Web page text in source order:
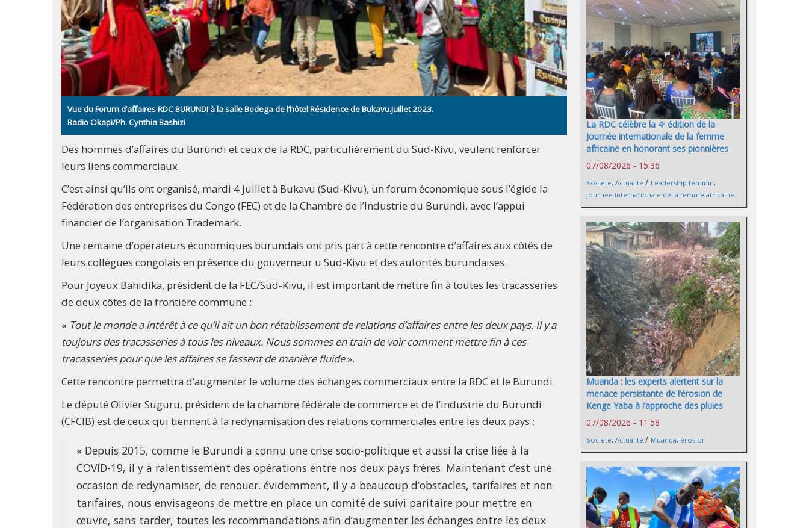
Vue du Forum d’affaires RDC BURUNDI à la salle Bodega de l’hôtel Résidence de Bukavu.Juillet 2023.
Radio Okapi/Ph. Cynthia Bashizi
Des hommes d’affaires du Burundi et ceux de la RDC, particulièrement du Sud-Kivu, veulent renforcer
leurs liens commerciaux.
C’est ainsi qu’ils ont organisé, mardi 4 juillet à Bukavu (Sud-Kivu), un forum économique sous l’égide la
Fédération des entreprises du Congo (FEC) et de la Chambre de l’Industrie du Burundi, avec l’appui
financier de l’organisation Trademark.
Une centaine d’opérateurs économiques burundais ont pris part à cette rencontre d’affaires aux côtés de
leurs collègues congolais en présence du gouverneur u Sud-Kivu et des autorités burundaises.
Pour Joyeux Bahidika, président de la FEC/Sud-Kivu, il est important de mettre fin à toutes les tracasseries
de deux côtes de la frontière commune :
« Tout le monde a intérêt à ce qu’il ait un bon rétablissement de relations d’affaires entre les deux pays. Il y a
toujours des tracasseries à tous les niveaux. Nous sommes en train de voir comment mettre fin à ces
tracasseries pour que les affaires se fassent de manière fluide».
Cette rencontre permettra d’augmenter le volume des échanges commerciaux entre la RDC et le Burundi.
Le député Olivier Suguru, président de la chambre fédérale de commerce et de l’industrie du Burundi
(CFCIB) est de ceux qui tiennent à la redynamisation des relations commerciales entre les deux pays :
« Depuis 2015, comme le Burundi a connu une crise socio-politique et aussi la crise liée à la
COVID-19, il y a ralentissement des opérations entre nos deux pays frères. Maintenant c’est une
occasion de redynamiser, de renouer. évidemment, il y a beaucoup d’obstacles, tarifaires et non
tarifaires, nous envisageons de mettre en place un comité de suivi paritaire pour mettre en
œuvre, sans tarder, toutes les recommandations afin d’augmenter les échanges entre les deux
La RDC célèbre la 4ᵉ édition de la
Journée internationale de la femme
africaine en honorant ses pionnières
07/08/2026 - 15:36
Société, Actualité / Leadership féminin,
journée internationale de la femme africaine
Muanda : les experts alertent sur la
menace persistante de l’érosion de
Kenge Yaba à l’approche des pluies
07/08/2026 - 11:58
Société, Actualité / Muanda, érosion